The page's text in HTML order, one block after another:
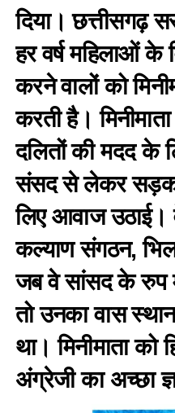
दिया। छत्तीसगढ़
हर वर्ष महिलाओं के
करने वालों को
करती है।
दलितों की मदद के
संसद से लेकर सड़क
लिए आवाज उठाई।
कल्याण संगठन,
जब वे सांसद के रुप
तो उनका वास
था। मिनीमाता को
अंग्रेजी का अच्छा